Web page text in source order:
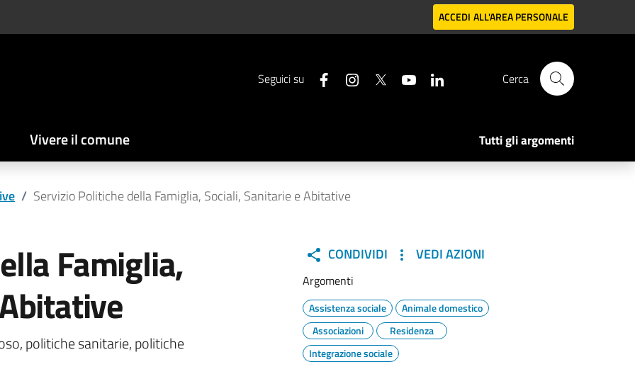
ACCEDI ALL'AREA PERSONALE
Seguici su Cerca
Vivere il comune Tutti gli argomenti
/ Servizio Politiche della Famiglia, Sociali, Sanitarie e Abitative
Famiglia,
politiche sanitarie, politiche
CONDIVIDI VEDI AZIONI
Argomenti
Assistenza sociale
Animale domestico
Associazioni
Residenza
Integrazione sociale